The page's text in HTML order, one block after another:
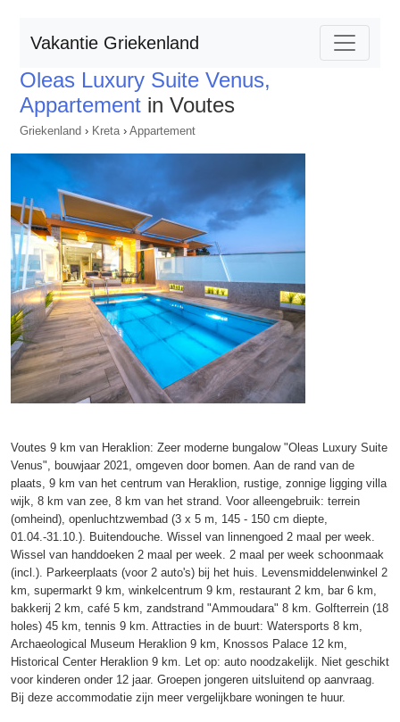
Vakantie Griekenland
Oleas Luxury Suite Venus,
Appartement in Voutes
Griekenland › Kreta› Appartement
Voutes 9 km van Heraklion: Zeer moderne bungalow "Oleas Luxury Suite
Venus", bouwjaar 2021, omgeven door bomen. Aan de rand van de
plaats, 9 km van het centrum van Heraklion, rustige, zonnige ligging villa
wijk, 8 km van zee, 8 km van het strand. Voor alleengebruik: terrein
(omheind), openluchtzwembad (3 x 5 m, 145 - 150 cm diepte,
01.04.-31.10.). Buitendouche. Wissel van linnengoed 2 maal per week.
Wissel van handdoeken 2 maal per week. 2 maal per week schoonmaak
(incl.). Parkeerplaats (voor 2 auto's) bij het huis. Levensmiddelenwinkel 2
km, supermarkt 9 km, winkelcentrum 9 km, restaurant 2 km, bar 6 km,
bakkerij 2 km, café 5 km, zandstrand "Ammoudara" 8 km. Golfterrein (18
holes) 45 km, tennis 9 km. Attracties in de buurt: Watersports 8 km,
Archaeological Museum Heraklion 9 km, Knossos Palace 12 km,
Historical Center Heraklion 9 km. Let op: auto noodzakelijk. Niet geschikt
voor kinderen onder 12 jaar. Groepen jongeren uitsluitend op aanvraag.
Bij deze accommodatie zijn meer vergelijkbare woningen te huur.